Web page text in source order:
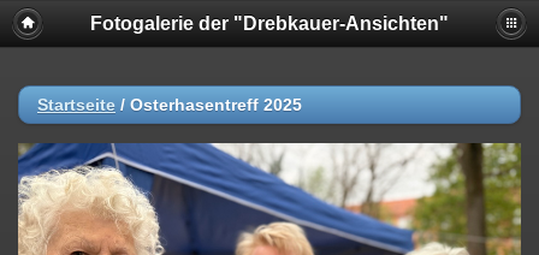
Fotogalerie der "Drebkauer-Ansichten"
Startseite / Osterhasentreff 2025